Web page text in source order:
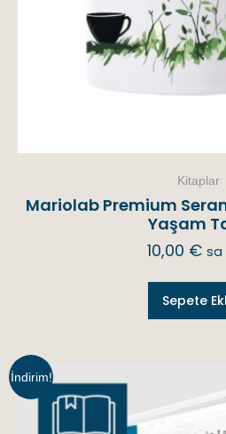
Kitaplar
Mariolab Premium
Yaşam
10,00 € sa
Sepete
İndirim!